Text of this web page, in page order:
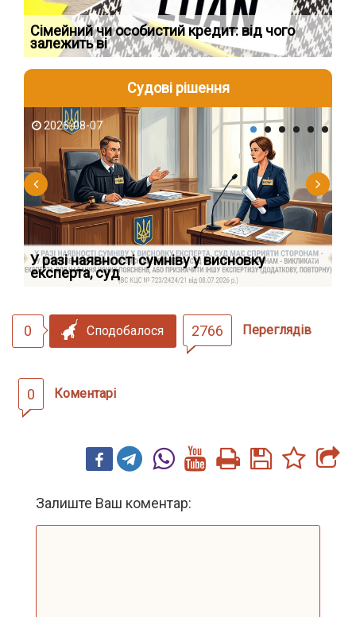
Сімейний чи особистий кредит: від чого
залежить ві
Судові рішення
2026-08-07
У разі наявності сумніву у висновку
експерта, суд
0 Сподобалося 2766 Переглядів
0 Коментарі
Залиште Ваш коментар: